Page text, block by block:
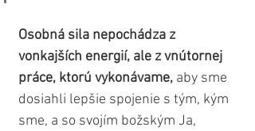
Osobná sila nepochádza z
vonkajších energií, ale z vnútornej
práce, ktorú vykonávame, aby sme
dosiahli lepšie spojenie s tým, kým
sme, a so svojím božským Ja,